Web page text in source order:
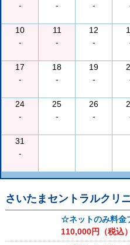
-
-
-
10
-
11
-
12
-
17
-
18
-
19
-
24
-
25
-
26
-
31
-
さいたまセントラルクリ
☆ネットのみ料金
110,000円（税込）